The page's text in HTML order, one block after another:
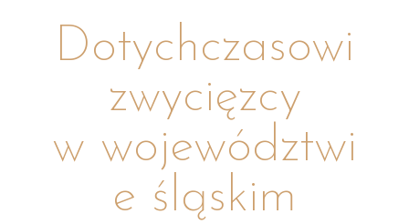
Dotychczasowi
zwycięzcy
w województwi
e śląskim